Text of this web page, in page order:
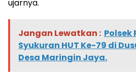
ujarnya.
Jangan Lewatkan : Polsek
Syukuran HUT Ke-79 di
Desa Maringin Jaya.